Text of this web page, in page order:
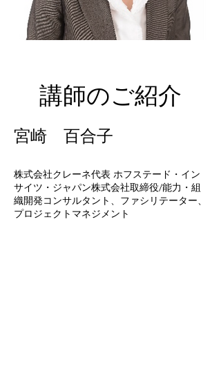
講師のご紹介
宮崎 百合子
株式会社クレーネ代表 ホフステード・イン
サイツ・ジャパン株式会社取締役/能力・組
織開発コンサルタント、ファシリテーター、
プロジェクトマネジメント